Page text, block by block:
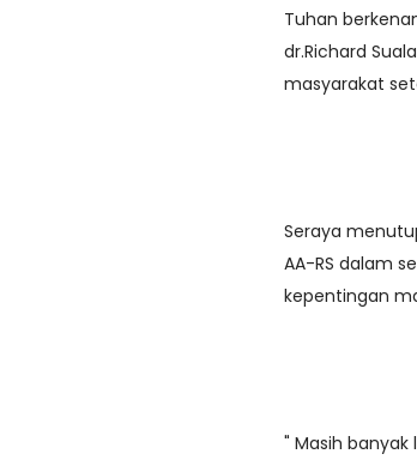
Tuhan
dr.Richard
masyarakat
Seraya
AA-RS dalam
kepentingan
" Masih